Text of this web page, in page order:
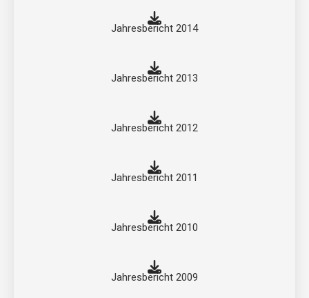
Jahresbericht 2014
Jahresbericht 2013
Jahresbericht 2012
Jahresbericht 2011
Jahresbericht 2010
Jahresbericht 2009